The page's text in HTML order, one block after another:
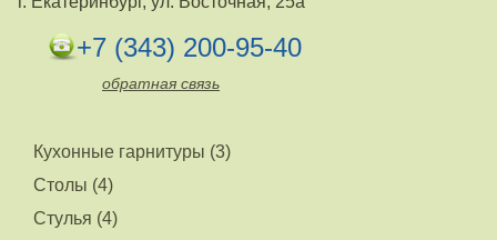
+7 (343) 200-95-40
обратная связь
Кухонные гарнитуры (3)
Столы (4)
Стулья (4)